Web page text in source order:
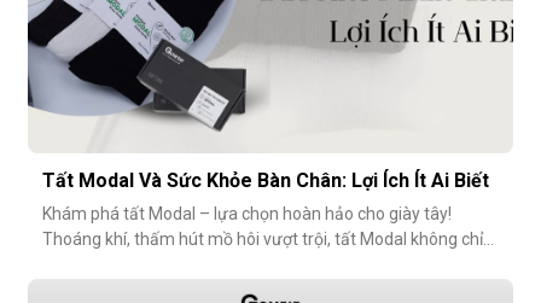
Tất Modal Và Sức Khỏe Bàn Chân: Lợi Ích Ít Ai Biết
Khám phá tất Modal – lựa chọn hoàn hảo cho giày tây!
Thoáng khí, thấm hút mồ hôi vượt trội, tất Modal không chỉ
ngăn mùi hôi và bệnh da liễu. Hãy cùng khám phá lý do vì sao